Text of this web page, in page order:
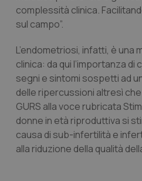
complessità clinica.
sul campo”.
L’endometriosi, infatti, è
clinica: da qui l’importanza
segni e sintomi sospetti ad
delle ripercussioni altresì
GURS alla voce rubricata
donne in età riproduttiva si
causa di sub-infertilità e
alla riduzione della qualità